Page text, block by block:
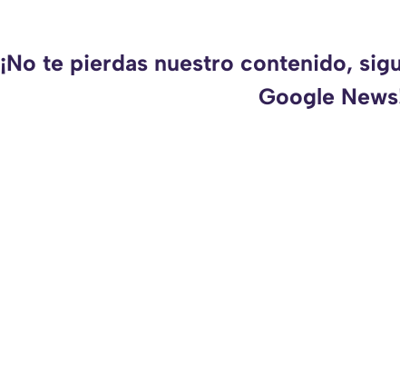
¡No te pierdas nuestro contenido,
Google